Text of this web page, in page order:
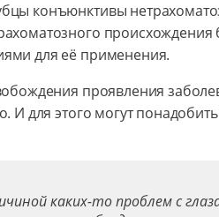
конъюнктивы
происхождения
для её применения.
проявления
И для этого могут
каких-то проблем с